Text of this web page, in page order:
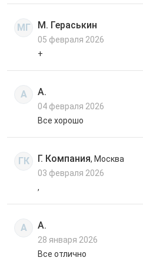
МГ М. Гераськин
05 февраля 2026
+
А А.
04 февраля 2026
Все хорошо
ГК Г. Компания, Москва
03 февраля 2026
,
А А.
28 января 2026
Все отлично